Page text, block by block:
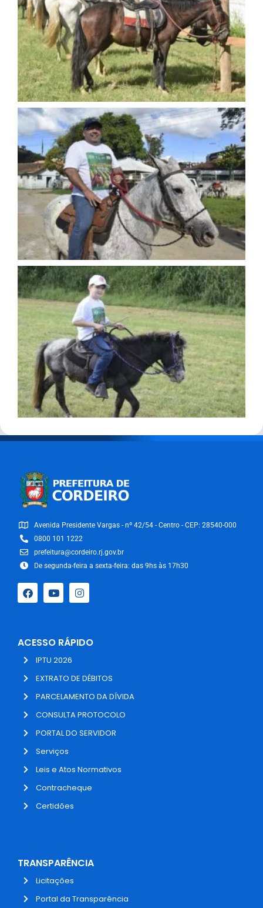
Avenida Presidente Vargas - nº 42/54 - Centro - CEP: 28540-000
0800 101 1222
prefeitura@cordeiro.rj.gov.br
De segunda-feira a sexta-feira: das 9hs às 17h30
ACESSO RÁPIDO
IPTU 2026
EXTRATO DE DÉBITOS
PARCELAMENTO DA DÍVIDA
CONSULTA PROTOCOLO
PORTAL DO SERVIDOR
Serviços
Leis e Atos Normativos
Contracheque
Certidões
TRANSPARÊNCIA
Licitações
Portal da Transparência